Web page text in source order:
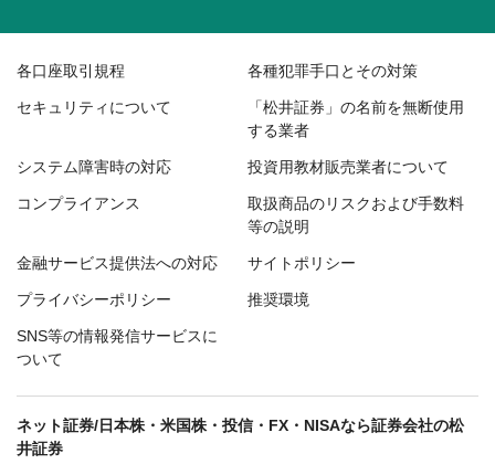
各口座取引規程 各種犯罪手口とその対策
セキュリティについて
「松井証券」の名前を無断使用
する業者
システム障害時の対応 投資用教材販売業者について
コンプライアンス
取扱商品のリスクおよび手数料
等の説明
金融サービス提供法への対応 サイトポリシー
プライバシーポリシー 推奨環境
SNS等の情報発信サービスに
ついて
ネット証券/日本株・米国株・投信・FX・NISAなら証券会社の松
井証券